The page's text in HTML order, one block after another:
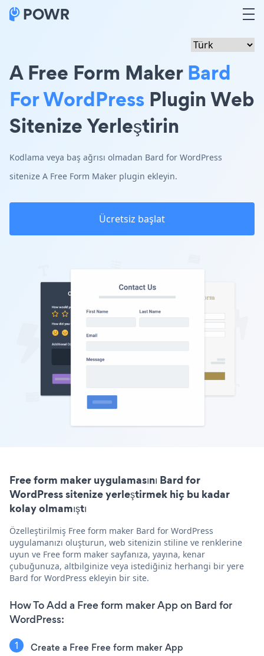
A Free Form MakerBard
For WordPress Plugin Web
Sitenize Yerleştirin
Kodlama veya baş ağrısı olmadan Bard for WordPress
sitenize A Free Form Maker plugin ekleyin.
Ücretsiz başlat
Free form maker uygulamasını Bard for
WordPress sitenize yerleştirmek hiç bu kadar
kolay olmamıştı
Özelleştirilmiş Free form maker Bard for WordPress
uygulamanızı oluşturun, web sitenizin stiline ve renklerine
uyun ve Free form maker sayfanıza, yayına, kenar
çubuğunuza, altbilginize veya istediğiniz herhangi bir yere
Bard for WordPress ekleyin bir site.
How To Add a Free form maker App on Bard for
WordPress:
Create a Free Free form maker App